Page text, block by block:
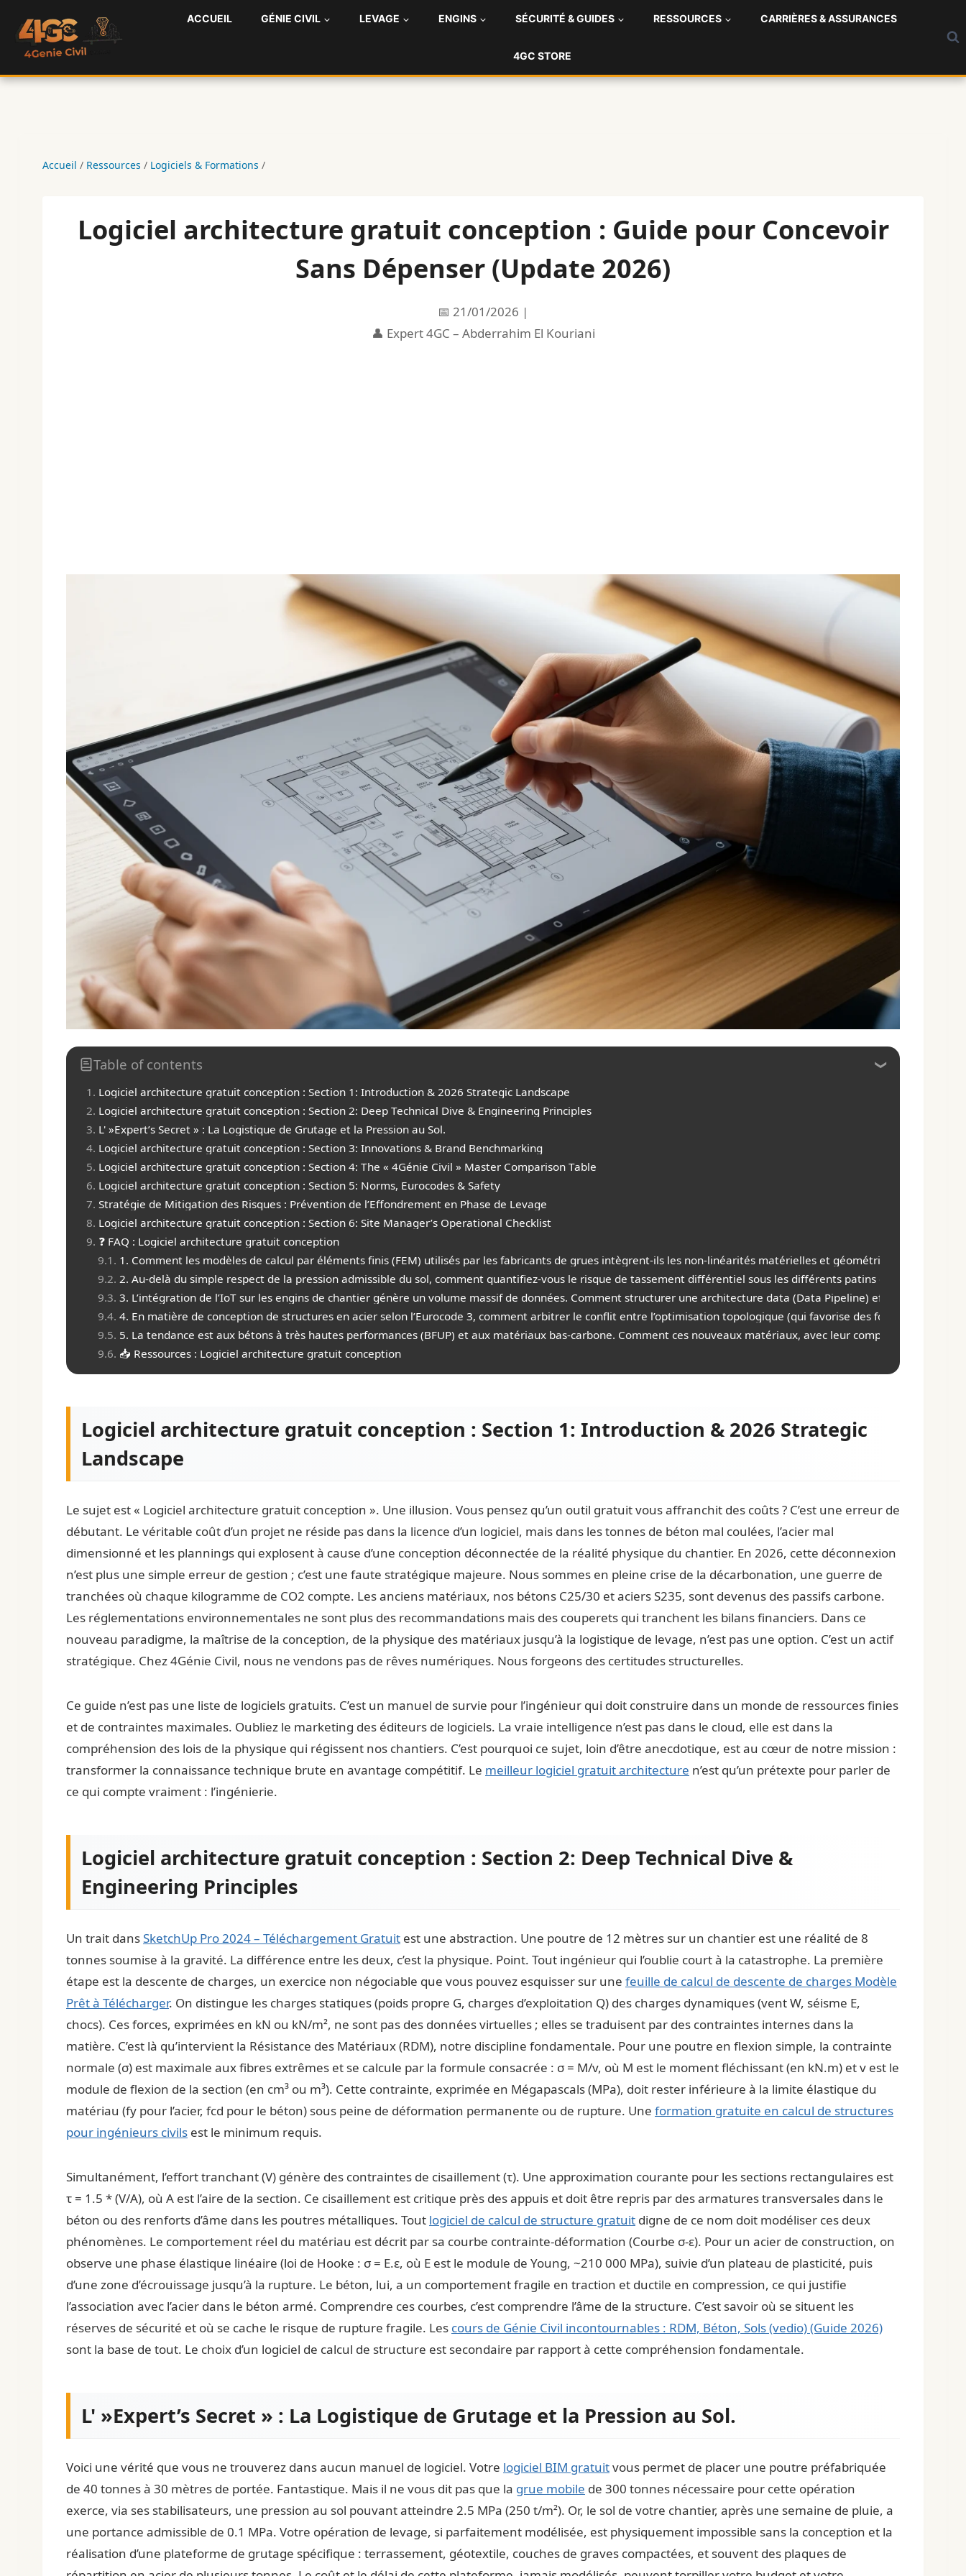
contenu
ACCUEIL GÉNIE CIVIL LEVAGE ENGINS SÉCURITÉ & GUIDES RESSOURCES CARRIÈRES & ASSURANCES
4GC STORE
Accueil / Ressources / Logiciels & Formations /
Logiciel architecture gratuit conception : Guide pour Concevoir
Sans Dépenser (Update 2026)
📅 21/01/2026 |
👤 Expert 4GC – Abderrahim El Kouriani
Table of contents
Logiciel architecture gratuit conception : Section 1: Introduction & 2026 Strategic Landscape
Logiciel architecture gratuit conception : Section 2: Deep Technical Dive & Engineering Principles
L' »Expert’s Secret » : La Logistique de Grutage et la Pression au Sol.
Logiciel architecture gratuit conception : Section 3: Innovations & Brand Benchmarking
Logiciel architecture gratuit conception : Section 4: The « 4Génie Civil » Master Comparison Table
Logiciel architecture gratuit conception : Section 5: Norms, Eurocodes & Safety
Stratégie de Mitigation des Risques : Prévention de l’Effondrement en Phase de Levage
Logiciel architecture gratuit conception : Section 6: Site Manager’s Operational Checklist
❓ FAQ : Logiciel architecture gratuit conception
1. Comment les modèles de calcul par éléments finis (FEM) utilisés par les fabricants de grues intègrent-ils les non-linéarités matérielles et géométriques pour
2. Au-delà du simple respect de la pression admissible du sol, comment quantifiez-vous le risque de tassement différentiel sous les différents patins d’une grue
3. L’intégration de l’IoT sur les engins de chantier génère un volume massif de données. Comment structurer une architecture data (Data Pipeline) efficace pour
4. En matière de conception de structures en acier selon l’Eurocode 3, comment arbitrer le conflit entre l’optimisation topologique (qui favorise des formes
5. La tendance est aux bétons à très hautes performances (BFUP) et aux matériaux bas-carbone. Comment ces nouveaux matériaux, avec leur comportement
📥 Ressources : Logiciel architecture gratuit conception
Logiciel architecture gratuit conception : Section 1: Introduction & 2026 Strategic
Landscape
Le sujet est « Logiciel architecture gratuit conception ». Une illusion. Vous pensez qu’un outil gratuit vous affranchit des coûts ? C’est une erreur de
débutant. Le véritable coût d’un projet ne réside pas dans la licence d’un logiciel, mais dans les tonnes de béton mal coulées, l’acier mal
dimensionné et les plannings qui explosent à cause d’une conception déconnectée de la réalité physique du chantier. En 2026, cette déconnexion
n’est plus une simple erreur de gestion ; c’est une faute stratégique majeure. Nous sommes en pleine crise de la décarbonation, une guerre de
tranchées où chaque kilogramme de CO2 compte. Les anciens matériaux, nos bétons C25/30 et aciers S235, sont devenus des passifs carbone.
Les réglementations environnementales ne sont plus des recommandations mais des couperets qui tranchent les bilans financiers. Dans ce
nouveau paradigme, la maîtrise de la conception, de la physique des matériaux jusqu’à la logistique de levage, n’est pas une option. C’est un actif
stratégique. Chez 4Génie Civil, nous ne vendons pas de rêves numériques. Nous forgeons des certitudes structurelles.
Ce guide n’est pas une liste de logiciels gratuits. C’est un manuel de survie pour l’ingénieur qui doit construire dans un monde de ressources finies
et de contraintes maximales. Oubliez le marketing des éditeurs de logiciels. La vraie intelligence n’est pas dans le cloud, elle est dans la
compréhension des lois de la physique qui régissent nos chantiers. C’est pourquoi ce sujet, loin d’être anecdotique, est au cœur de notre mission :
transformer la connaissance technique brute en avantage compétitif. Le meilleur logiciel gratuit architecture n’est qu’un prétexte pour parler de
ce qui compte vraiment : l’ingénierie.
Logiciel architecture gratuit conception : Section 2: Deep Technical Dive &
Engineering Principles
Un trait dansSketchUp Pro 2024 – Téléchargement Gratuit est une abstraction. Une poutre de 12 mètres sur un chantier est une réalité de 8
tonnes soumise à la gravité. La différence entre les deux, c’est la physique. Point. Tout ingénieur qui l’oublie court à la catastrophe. La première
étape est la descente de charges, un exercice non négociable que vous pouvez esquisser sur une feuille de calcul de descente de charges Modèle
Prêt à Télécharger. On distingue les charges statiques (poids propre G, charges d’exploitation Q) des charges dynamiques (vent W, séisme E,
chocs). Ces forces, exprimées en kN ou kN/m², ne sont pas des données virtuelles ; elles se traduisent par des contraintes internes dans la
matière. C’est là qu’intervient la Résistance des Matériaux (RDM), notre discipline fondamentale. Pour une poutre en flexion simple, la contrainte
normale (σ) est maximale aux fibres extrêmes et se calcule par la formule consacrée : σ = M/v, où M est le moment fléchissant (en kN.m) et v est le
module de flexion de la section (en cm³ ou m³). Cette contrainte, exprimée en Mégapascals (MPa), doit rester inférieure à la limite élastique du
matériau (fy pour l’acier, fcd pour le béton) sous peine de déformation permanente ou de rupture. Une formation gratuite en calcul de structures
pour ingénieurs civils est le minimum requis.
Simultanément, l’effort tranchant (V) génère des contraintes de cisaillement (τ). Une approximation courante pour les sections rectangulaires est
τ = 1.5 * (V/A), où A est l’aire de la section. Ce cisaillement est critique près des appuis et doit être repris par des armatures transversales dans le
béton ou des renforts d’âme dans les poutres métalliques. Tout logiciel de calcul de structure gratuit digne de ce nom doit modéliser ces deux
phénomènes. Le comportement réel du matériau est décrit par sa courbe contrainte-déformation (Courbe σ-ε). Pour un acier de construction, on
observe une phase élastique linéaire (loi de Hooke : σ = E.ε, où E est le module de Young, ~210 000 MPa), suivie d’un plateau de plasticité, puis
d’une zone d’écrouissage jusqu’à la rupture. Le béton, lui, a un comportement fragile en traction et ductile en compression, ce qui justifie
l’association avec l’acier dans le béton armé. Comprendre ces courbes, c’est comprendre l’âme de la structure. C’est savoir où se situent les
réserves de sécurité et où se cache le risque de rupture fragile. Les cours de Génie Civil incontournables : RDM, Béton, Sols (vedio) (Guide 2026)
sont la base de tout. Le choix d’un logiciel de calcul de structure est secondaire par rapport à cette compréhension fondamentale.
L' »Expert’s Secret » : La Logistique de Grutage et la Pression au Sol.
Voici une vérité que vous ne trouverez dans aucun manuel de logiciel. Votre logiciel BIM gratuitvous permet de placer une poutre préfabriquée
de 40 tonnes à 30 mètres de portée. Fantastique. Mais il ne vous dit pas que la grue mobile de 300 tonnes nécessaire pour cette opération
exerce, via ses stabilisateurs, une pression au sol pouvant atteindre 2.5 MPa (250 t/m²). Or, le sol de votre chantier, après une semaine de pluie, a
une portance admissible de 0.1 MPa. Votre opération de levage, si parfaitement modélisée, est physiquement impossible sans la conception et la
réalisation d’une plateforme de grutage spécifique : terrassement, géotextile, couches de graves compactées, et souvent des plaques de